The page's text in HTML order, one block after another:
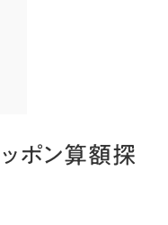
ポン算額探